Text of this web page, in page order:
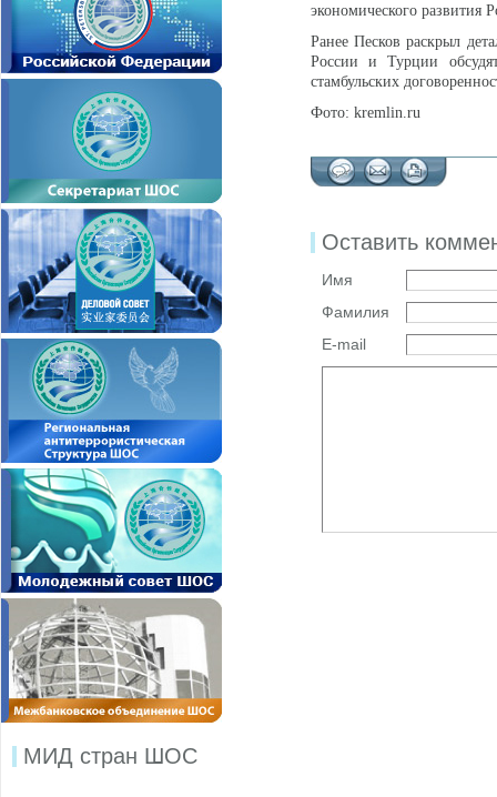
МИД стран ШОС
экономического развития
Ранее Песков раскрыл
России и Турции
стамбульских
Фото: kremlin.ru
Оставить
Имя
Фамилия
E-mail